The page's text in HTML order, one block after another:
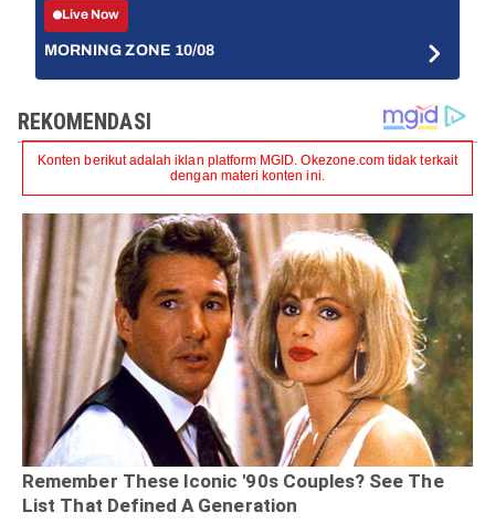
Live Now
MORNING ZONE 10/08